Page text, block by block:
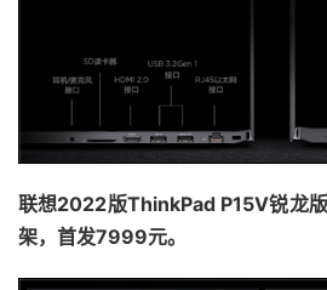
联想2022版ThinkPad P15V锐龙
架，首发7999元。